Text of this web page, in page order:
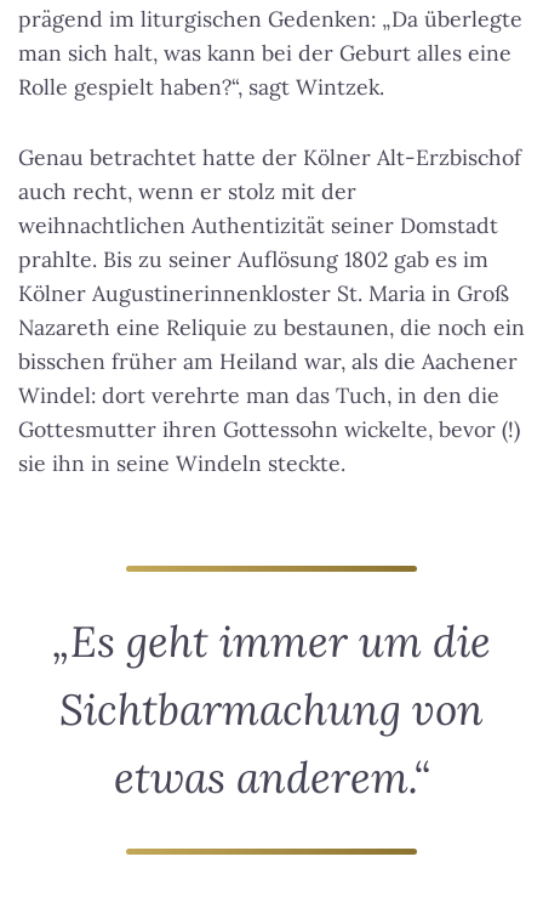
prägend im liturgischen Gedenken: „Da überlegte
man sich halt, was kann bei der Geburt alles eine
Rolle gespielt haben?“, sagt Wintzek.
Genau betrachtet hatte der Kölner Alt-Erzbischof
auch recht, wenn er stolz mit der
weihnachtlichen Authentizität seiner Domstadt
prahlte. Bis zu seiner Auflösung 1802 gab es im
Kölner Augustinerinnenkloster St. Maria in Groß
Nazareth eine Reliquie zu bestaunen, die noch ein
bisschen früher am Heiland war, als die Aachener
Windel: dort verehrte man das Tuch, in den die
Gottesmutter ihren Gottessohn wickelte, bevor (!)
sie ihn in seine Windeln steckte.
„Es geht immer um die
Sichtbarmachung von
etwas anderem.“